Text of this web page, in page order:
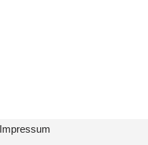
Impressum